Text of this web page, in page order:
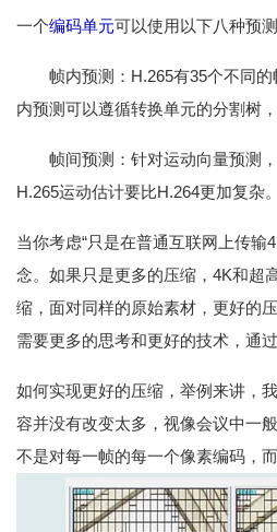
一个编码单元可以使用以下八种预
帧内预测：H.265有35个不同的
内预测可以遵循转换单元的分割树
帧间预测：针对运动向量预测，
H.265运动估计要比H.264更加复杂
当你考虑“只是在普通互联网上传输
念。如果只是更多的压缩，4K和超
缩，面对同样的原始素材，更好的
需要更多的思考和更好的技术，通
如何实现更好的压缩，举例来讲，
容并没有改变太多，视像会议中一
不是对每一帧的每一个像素编码，